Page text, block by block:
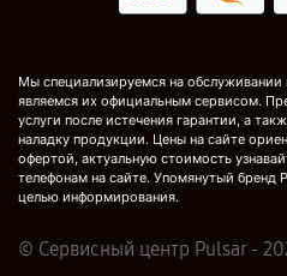
Мы специализируемся на обслуживании
являемся их официальным сервисом.
услуги после истечения гарантии, а
наладку продукции. Цены на сайте
офертой, актуальную стоимость
телефонам на сайте. Упомянутый бренд
целью информирования.
© Сервисный центр Pulsar -